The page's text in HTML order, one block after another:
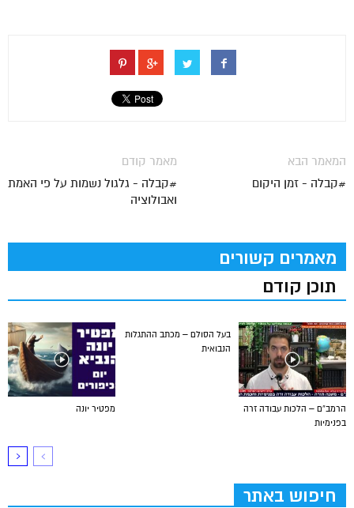
מאמר קודם
#קבלה - גלגול נשמות על פי האמת
ואבולוציה
המאמר הבא
#קבלה - זמן היקום
מאמרים קשורים
תוכן קודם
מפטיר יונה
בעל הסולם – מכתב ההתגלות
הנבואית
הרמב”ם – הלכות עבודה זרה
בפנימיות
חיפוש באתר